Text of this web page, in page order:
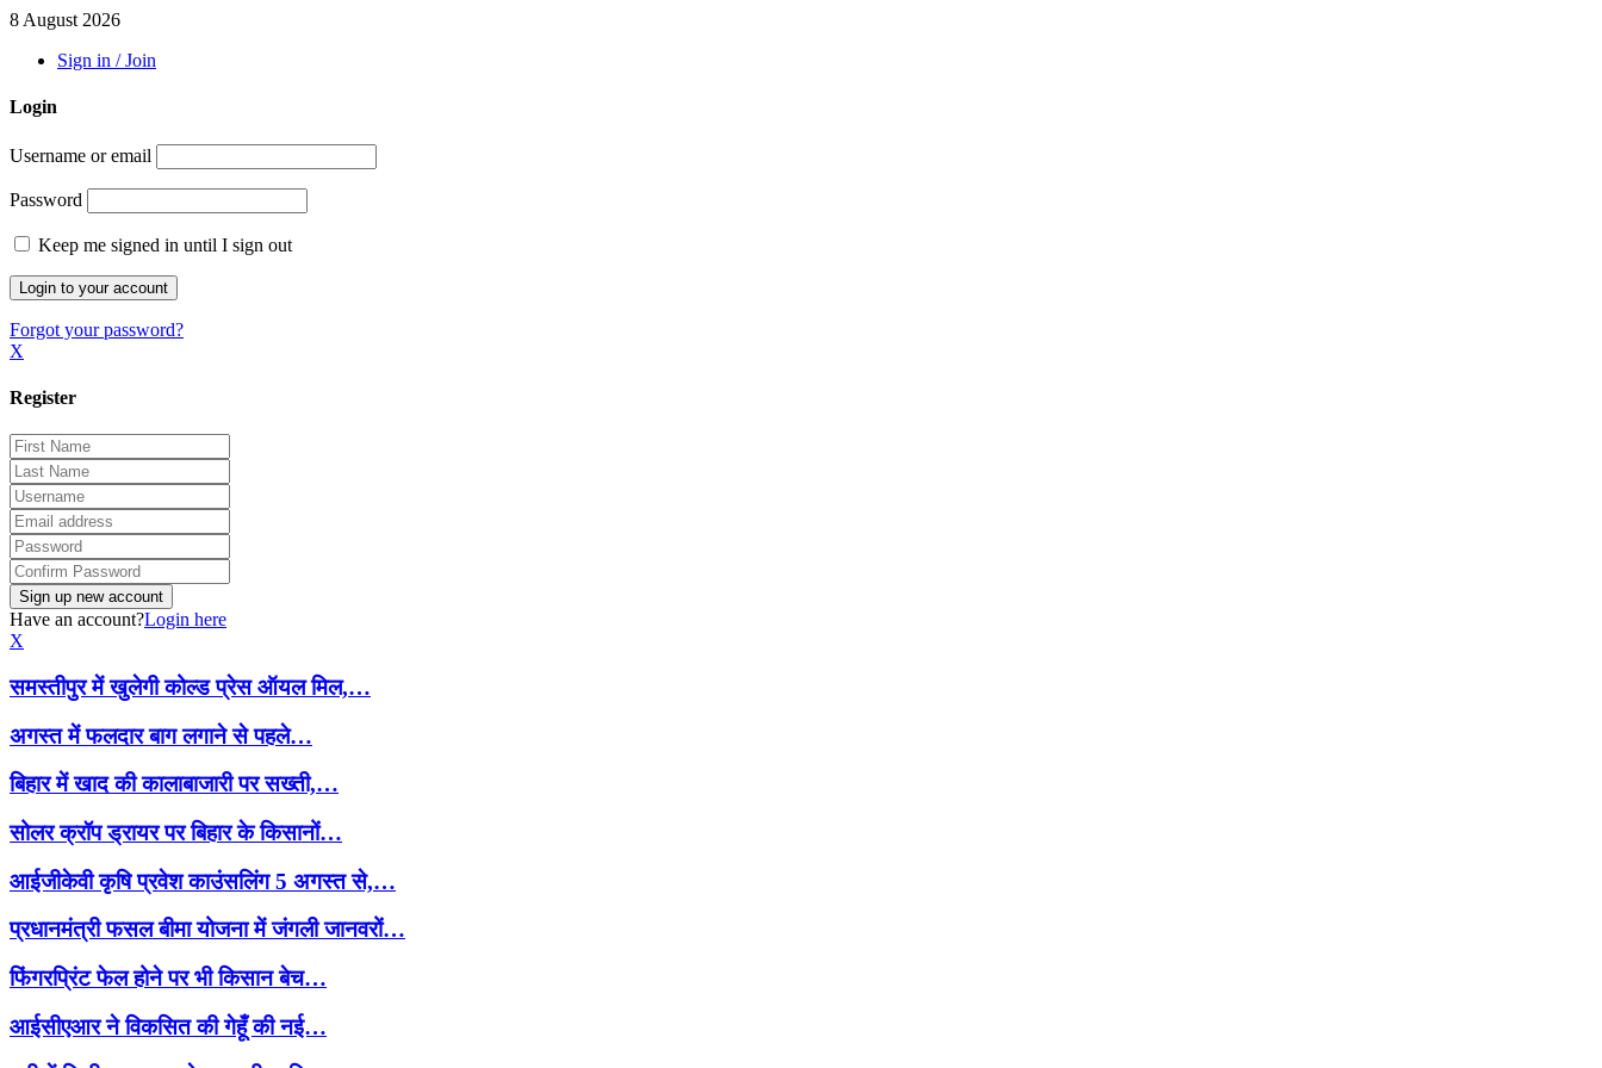
8 August 2026
Sign in / Join
Login
Username or email
Password
Keep me signed in until I sign out
Forgot your password?
X
Register
Have an account?Login here
X
समस्तीपुर में खुलेगी कोल्ड प्रेस ऑयल मिल,…
अगस्त में फलदार बाग लगाने से पहले…
बिहार में खाद की कालाबाजारी पर सख्ती,…
सोलर क्रॉप ड्रायर पर बिहार के किसानों…
आईजीकेवी कृषि प्रवेश काउंसलिंग 5 अगस्त से,…
प्रधानमंत्री फसल बीमा योजना में जंगली जानवरों…
फिंगरप्रिंट फेल होने पर भी किसान बेच…
आईसीएआर ने विकसित की गेहूँ की नई…